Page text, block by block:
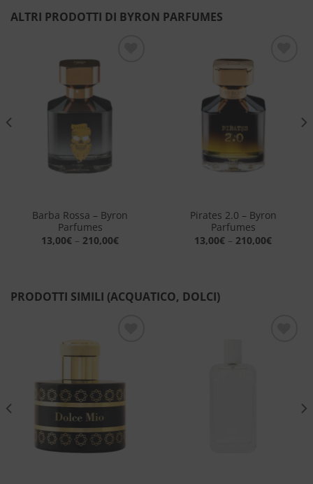
ALTRI PRODOTTI DI BYRON PARFUMES
desideri
Barba Rossa – Byron
Parfumes
13,00€ – 210,00€
desideri
Pirates 2.0 – Byron
Parfumes
13,00€ – 210,00€
PRODOTTI SIMILI (ACQUATICO, DOLCI)
dei
desideri